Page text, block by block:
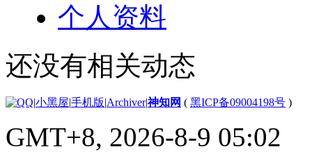
个人资料
还没有相关动态
|小黑屋|手机版|Archiver|神知网 ( 黑ICP备09004198号 )
GMT+8, 2026-8-9 05:02